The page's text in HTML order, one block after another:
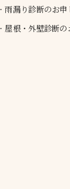
雨漏り診断のお申
屋根・外壁診断